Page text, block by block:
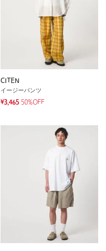
CITEN
イージーパンツ
¥3,465 50%OFF